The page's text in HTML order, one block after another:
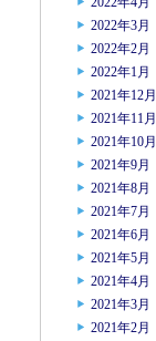
2022年3月
2022年2月
2022年1月
2021年12月
2021年11月
2021年10月
2021年9月
2021年8月
2021年7月
2021年6月
2021年5月
2021年4月
2021年3月
2021年2月